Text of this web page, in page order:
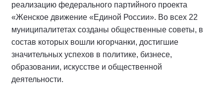
реализацию федерального партийного проекта
«Женское движение «Единой России». Во всех 22
муниципалитетах созданы общественные советы, в
состав которых вошли югорчанки, достигшие
значительных успехов в политике, бизнесе,
образовании, искусстве и общественной
деятельности.